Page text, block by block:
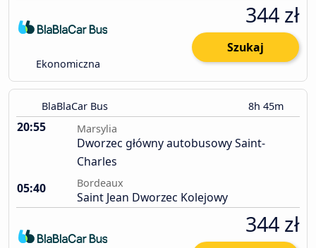
Ekonomiczna
344 zł
Szukaj
BlaBlaCar Bus 8h 45m
20:55 Marsylia
Dworzec główny autobusowy Saint-
Charles
05:40
Bordeaux
Saint Jean Dworzec Kolejowy
344 zł